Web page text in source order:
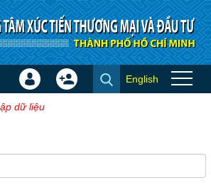
sự kiện
Đăng
Tạo
English
dữ liệu